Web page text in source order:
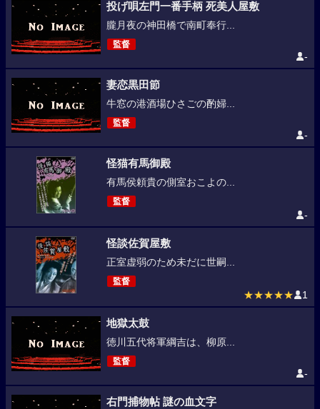
投げ唄左門一番手柄 死美人屋敷
朧月夜の神田橋で南町奉行...
監督
-
妻恋黒田節
牛窓の港酒場ひさごの酌婦...
監督
-
怪猫有馬御殿
有馬侯頼貴の側室おこよの...
監督
-
怪談佐賀屋敷
正室虚弱のため未だに世嗣...
監督
★★★★★ 1
地獄太鼓
徳川五代将軍綱吉は、柳原...
監督
-
右門捕物帖 謎の血文字